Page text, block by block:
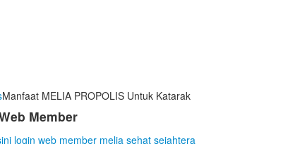
Manfaat MELIA PROPOLIS Untuk Katarak
Member